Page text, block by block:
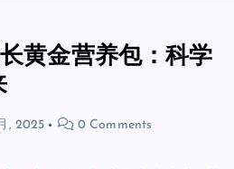
黄金营养包：科学
, 2025 0 Comments